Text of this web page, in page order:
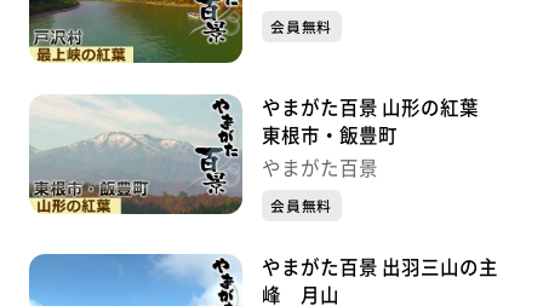
会員無料
やまがた百景 山形の紅葉
東根市・飯豊町
やまがた百景
会員無料
やまがた百景 出羽三山の主
峰 月山